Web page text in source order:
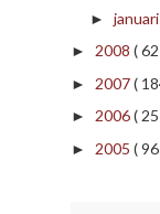
► januari
► 2008 (
► 2007(
► 2006( 25
► 2005 ( 96